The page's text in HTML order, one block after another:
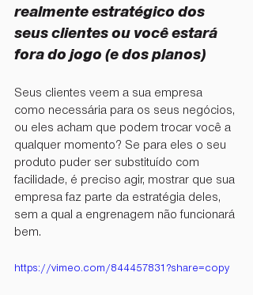
realmente estratégico dos
seus clientes ou você estará
fora do jogo (e dos planos)
Seus clientes veem a sua empresa
como necessária para os seus negócios,
ou eles acham que podem trocar você a
qualquer momento? Se para eles o seu
produto puder ser substituído com
facilidade, é preciso agir, mostrar que sua
empresa faz parte da estratégia deles,
sem a qual a engrenagem não funcionará
bem.
https://vimeo.com/844457831?share=copy